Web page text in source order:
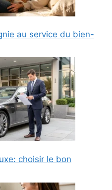
au service du bien-
choisir le bon